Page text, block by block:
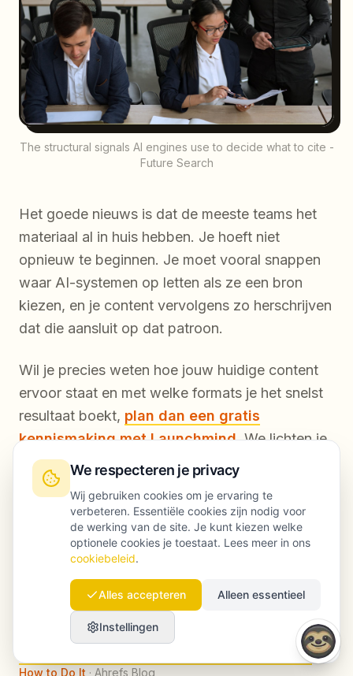
The structural signals AI engines use to decide what to cite -
Future Search
Het goede nieuws is dat de meeste teams het
materiaal al in huis hebben. Je hoeft niet
opnieuw te beginnen. Je moet vooral snappen
waar AI-systemen op letten als ze een bron
kiezen, en je content vervolgens zo herschrijven
dat die aansluit op dat patroon.
Wil je precies weten hoe jouw huidige content
ervoor staat en met welke formats je het snelst
resultaat boekt, plan dan een gratis
kennismaking met Launchmind. We lichten je
contentbibliotheek door op basis van actuele
citatiepatronen en geven je een concreet plan
van aanpak waar je direct mee aan de slag kunt.
Bronnen
Generative Engine Optimization: How to Optimize
Content for AI Search·Search Engine Journal
Generative Engine Optimization (GEO): What It Is and
How to Do It · Ahrefs Blog
We respecteren je privacy
Wij gebruiken cookies om je ervaring te
verbeteren. Essentiële cookies zijn nodig voor
de werking van de site. Je kunt kiezen welke
optionele cookies je toestaat. Lees meer in ons
cookiebeleid.
Alles accepteren Alleen essentieel
Instellingen